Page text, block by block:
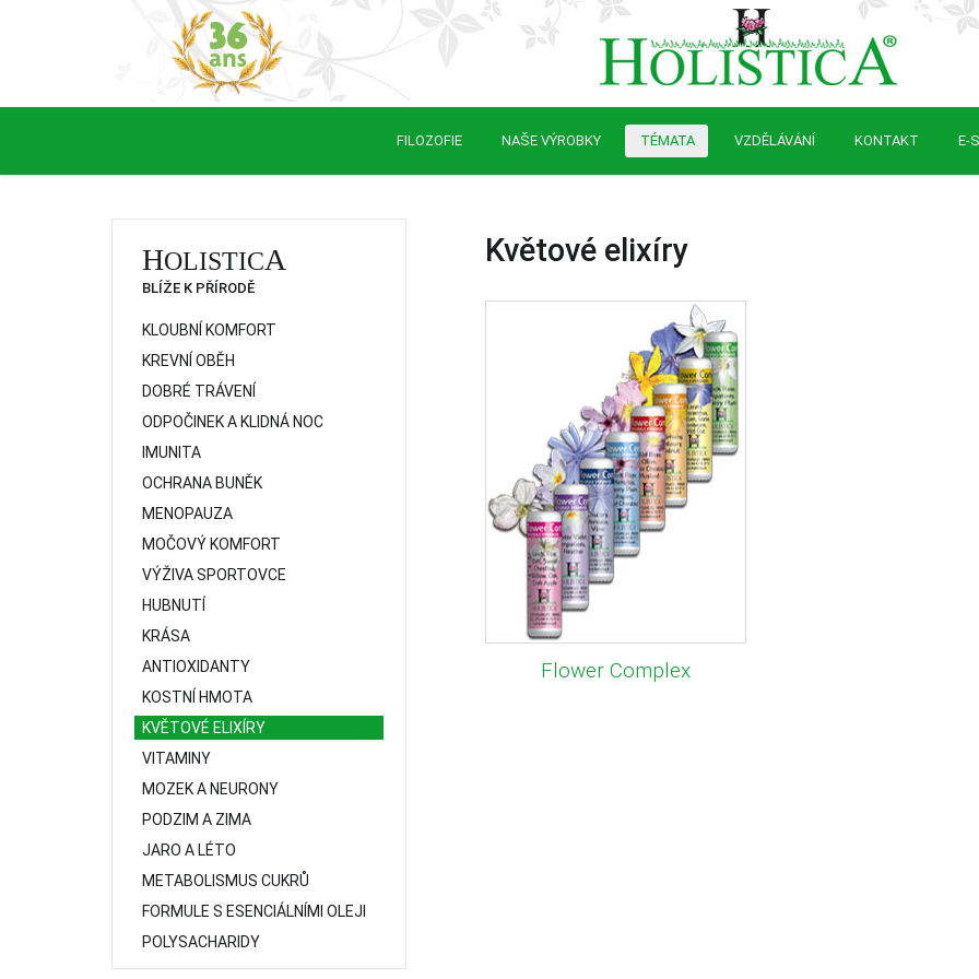
FILOZOFIE NAŠE VÝROBKY TÉMATA VZDĚLÁVÁNÍ KONTAKT E-
Květové elixíry
Flower Complex
HOLISTICA
BLÍŽE K PŘÍRODĚ
KLOUBNÍ KOMFORT
KREVNÍ OBĚH
DOBRÉ TRÁVENÍ
ODPOČINEK A KLIDNÁ NOC
IMUNITA
OCHRANA BUNĚK
MENOPAUZA
MOČOVÝ KOMFORT
VÝŽIVA SPORTOVCE
HUBNUTÍ
KRÁSA
ANTIOXIDANTY
KOSTNÍ HMOTA
KVĚTOVÉ ELIXÍRY
VITAMINY
MOZEK A NEURONY
PODZIM A ZIMA
JARO A LÉTO
METABOLISMUS CUKRŮ
FORMULE S ESENCIÁLNÍMI OLEJI
POLYSACHARIDY